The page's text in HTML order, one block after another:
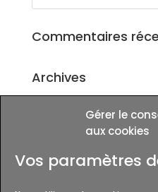
Gérer le
aux cookies
Vos paramètres
Commentaires
Archives
Catégories
Aucune catégorie
Méta